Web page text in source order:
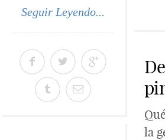
Seguir Leyendo...
la